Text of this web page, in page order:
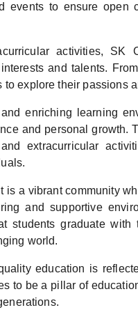
events to ensure open
activities, SK
and talents.
explore their passions
enriching learning
and personal growth.
extracurricular
a vibrant community
and supportive
students graduate with
world.
education is
to be a pillar of